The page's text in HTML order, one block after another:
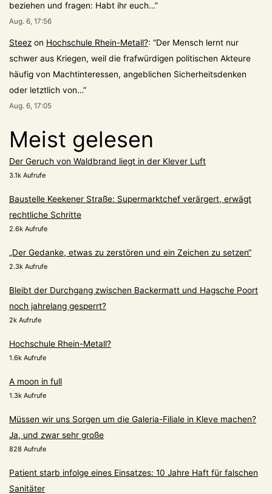
beziehen und fragen: Habt ihr euch…”
Aug. 6, 17:56
Steez on Hochschule Rhein-Metall?: “Der Mensch lernt nur
schwer aus Kriegen, weil die frafwürdigen politischen Akteure
häufig von Machtinteressen, angeblichen Sicherheitsdenken
oder letztlich von…”
Aug. 6, 17:05
Meist gelesen
Der Geruch von Waldbrand liegt in der Klever Luft
3.1k Aufrufe
Baustelle Keekener Straße: Supermarktchef verärgert, erwägt
rechtliche Schritte
2.6k Aufrufe
„Der Gedanke, etwas zu zerstören und ein Zeichen zu setzen“
2.3k Aufrufe
Bleibt der Durchgang zwischen Backermatt und Hagsche Poort
noch jahrelang gesperrt?
2k Aufrufe
Hochschule Rhein-Metall?
1.6k Aufrufe
A moon in full
1.3k Aufrufe
Müssen wir uns Sorgen um die Galeria-Filiale in Kleve machen?
Ja, und zwar sehr große
828 Aufrufe
Patient starb infolge eines Einsatzes: 10 Jahre Haft für falschen
Sanitäter